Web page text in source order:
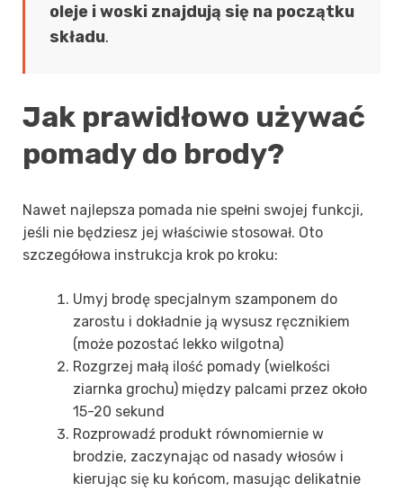
oleje i woski znajdują się na początku
składu.
Jak prawidłowo używać
pomady do brody?
Nawet najlepsza pomada nie spełni swojej funkcji,
jeśli nie będziesz jej właściwie stosował. Oto
szczegółowa instrukcja krok po kroku:
Umyj brodę specjalnym szamponem do
zarostu i dokładnie ją wysusz ręcznikiem
(może pozostać lekko wilgotna)
Rozgrzej małą ilość pomady (wielkości
ziarnka grochu) między palcami przez około
15-20 sekund
Rozprowadź produkt równomiernie w
brodzie, zaczynając od nasady włosów i
kierując się ku końcom, masując delikatnie